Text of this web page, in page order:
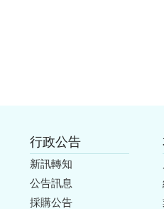
行政公告
新訊轉知
公告訊息
採購公告